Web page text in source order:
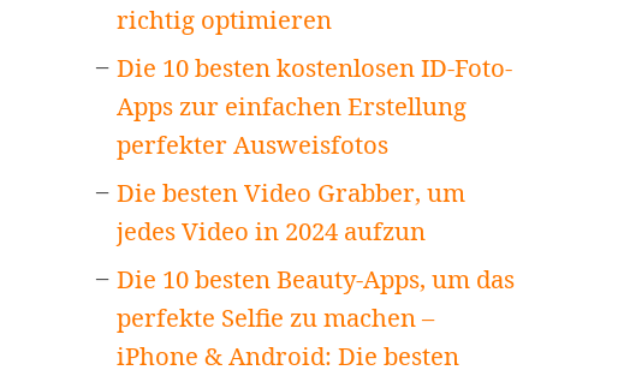
richtig optimieren
Die 10 besten kostenlosen ID-Foto-
Apps zur einfachen Erstellung
perfekter Ausweisfotos
Die besten Video Grabber, um
jedes Video in 2024 aufzun
Die 10 besten Beauty-Apps, um das
perfekte Selfie zu machen –
iPhone & Android: Die besten